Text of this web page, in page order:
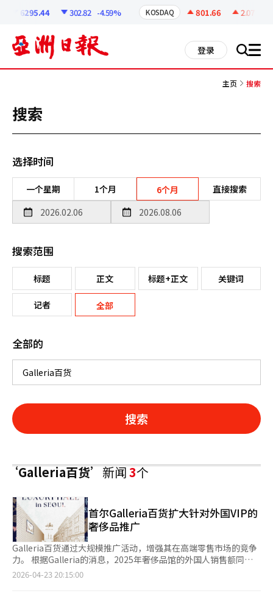
6295.44 302.82 -4.59% KOSDAQ 801.66 2.07
登录 搜 all
主页 搜索
搜索
选择时间
一个星期 1个月 6个月 直接搜索
搜索范围
标题 正文 标题+正文 关键词
记者 全部
全部的
搜索
‘Galleria百货’新闻3个
首尔Galleria百货扩大针对外国VIP的
奢侈品推广
Galleria百货通过大规模推广活动，增强其在高端零售市场的竞争
力。 根据Galleria的消息，2025年奢侈品馆的外国人销售额同比
增长约30%，其中VIP客户占了一半。这表明外国VIP客户的影响力
2026-04-23 20:15:00